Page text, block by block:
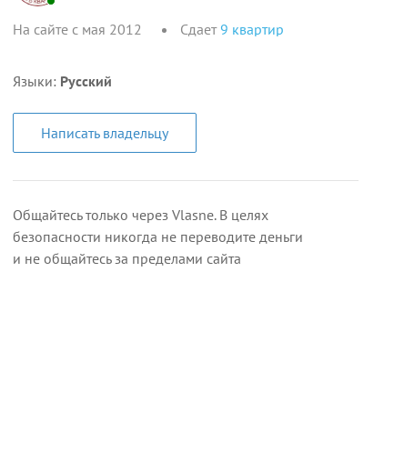
На сайте с мая 2012 Сдает9 квартир
Языки: Русский
Написать владельцу
Общайтесь только через Vlasne. В целях
безопасности никогда не переводите деньги
и не общайтесь за пределами сайта